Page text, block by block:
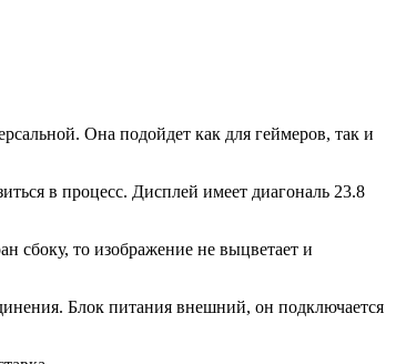
Она подойдет как для геймеров, так и
в процесс. Дисплей имеет диагональ 23.8
сбоку, то изображение не выцветает и
Блок питания внешний, он подключается